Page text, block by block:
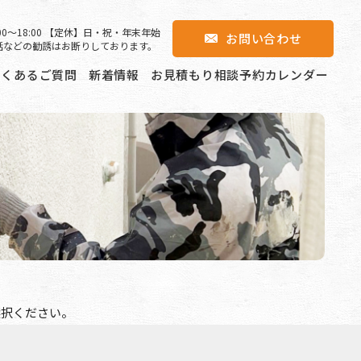
〜18:00 【定休】日・祝・年末年始
どの勧誘はお断りしております。
お問い合わせ
あるご質問 新着情報 お見積もり相談予約カレンダー
ください。